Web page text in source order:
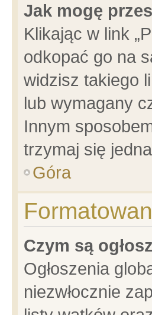
Jak mogę
Klikając w link
odkopać go na
widzisz takiego
lub wymagany
Innym
trzymaj się
Góra
Czym są
Ogłoszenia
niezwłocznie